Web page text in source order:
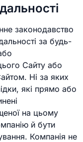
законодавство
за будь-
Сайту або
Ні за яких
які прямо або
на цьому
й бути
Компанія не